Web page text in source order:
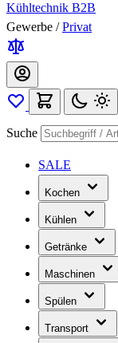
Kühltechnik B2B
Gewerbe / Privat
Suche
SALE
Kochen
Kühlen
Getränke
Maschinen
Spülen
Transport